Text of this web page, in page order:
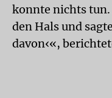
konnte nichts
den Hals und
davon‹«,